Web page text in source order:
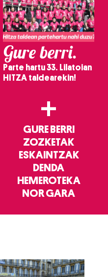
Gure berri.
Parte hartu 33. Lilatoian
HITZA taldearekin!
+
GURE BERRI
ZOZKETAK
ESKAINTZAK
DENDA
HEMEROTEKA
NOR GARA